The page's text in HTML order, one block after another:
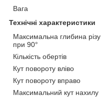
Вага
Технічні характеристики
Максимальна глибина різу
при 90°
Кількість обертів
Кут повороту вліво
Кут повороту вправо
Максимальний кут нахилу